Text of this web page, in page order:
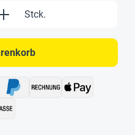
gewünschten
Stck.